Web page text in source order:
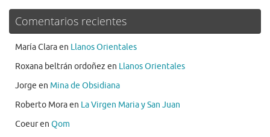
Comentarios recientes
María Claraen Llanos Orientales
Roxana beltrán ordoñez en Llanos Orientales
Jorge en Mina de Obsidiana
Roberto Moraen La Virgen Maria y San Juan
Coeuren Qom